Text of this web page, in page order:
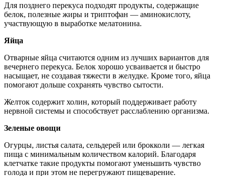
Для позднего перекуса подходят продукты, содержащие
белок, полезные жиры и триптофан — аминокислоту,
участвующую в выработке мелатонина.
Яйца
Отварные яйца считаются одним из лучших вариантов для
вечернего перекуса. Белок хорошо усваивается и быстро
насыщает, не создавая тяжести в желудке. Кроме того, яйца
помогают дольше сохранять чувство сытости.
Желток содержит холин, который поддерживает работу
нервной системы и способствует расслаблению организма.
Зеленые овощи
Огурцы, листья салата, сельдерей или брокколи — легкая
пища с минимальным количеством калорий. Благодаря
клетчатке такие продукты помогают уменьшить чувство
голода и при этом не перегружают пищеварение.